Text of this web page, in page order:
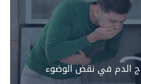
الدم في نقض الوضوء